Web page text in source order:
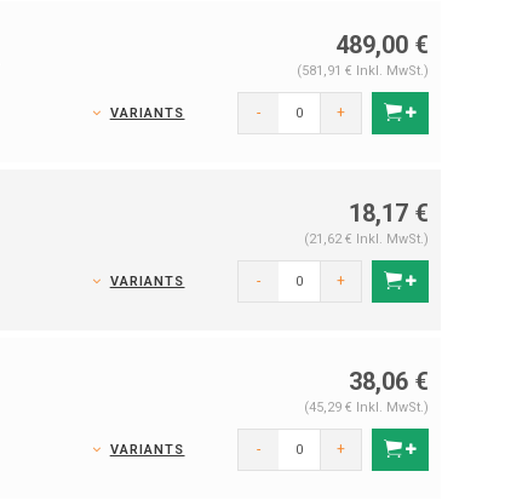
489,00 €
(581,91 € Inkl. MwSt.)
VARIANTS - +
18,17 €
(21,62 € Inkl. MwSt.)
VARIANTS - +
38,06 €
(45,29 € Inkl. MwSt.)
VARIANTS - +